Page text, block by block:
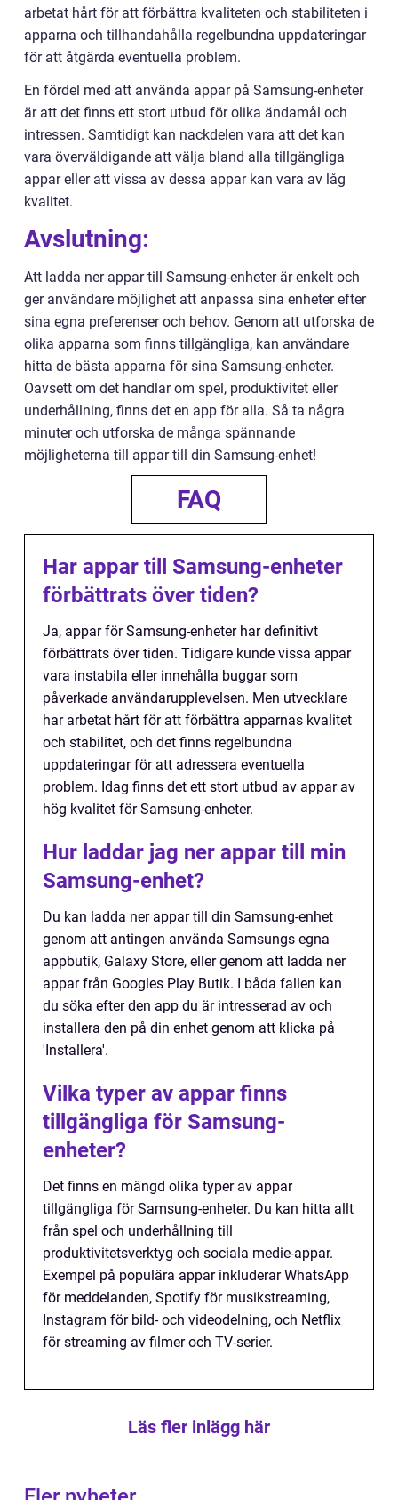
arbetat hårt för att förbättra kvaliteten och stabiliteten i
apparna och tillhandahålla regelbundna uppdateringar
för att åtgärda eventuella problem.
En fördel med att använda appar på Samsung-enheter
är att det finns ett stort utbud för olika ändamål och
intressen. Samtidigt kan nackdelen vara att det kan
vara överväldigande att välja bland alla tillgängliga
appar eller att vissa av dessa appar kan vara av låg
kvalitet.
Avslutning:
Att ladda ner appar till Samsung-enheter är enkelt och
ger användare möjlighet att anpassa sina enheter efter
sina egna preferenser och behov. Genom att utforska de
olika apparna som finns tillgängliga, kan användare
hitta de bästa apparna för sina Samsung-enheter.
Oavsett om det handlar om spel, produktivitet eller
underhållning, finns det en app för alla. Så ta några
minuter och utforska de många spännande
möjligheterna till appar till din Samsung-enhet!
FAQ
Har appar till Samsung-enheter
förbättrats över tiden?
Ja, appar för Samsung-enheter har definitivt
förbättrats över tiden. Tidigare kunde vissa appar
vara instabila eller innehålla buggar som
påverkade användarupplevelsen. Men utvecklare
har arbetat hårt för att förbättra apparnas kvalitet
och stabilitet, och det finns regelbundna
uppdateringar för att adressera eventuella
problem. Idag finns det ett stort utbud av appar av
hög kvalitet för Samsung-enheter.
Hur laddar jag ner appar till min
Samsung-enhet?
Du kan ladda ner appar till din Samsung-enhet
genom att antingen använda Samsungs egna
appbutik, Galaxy Store, eller genom att ladda ner
appar från Googles Play Butik. I båda fallen kan
du söka efter den app du är intresserad av och
installera den på din enhet genom att klicka på
'Installera'.
Vilka typer av appar finns
tillgängliga för Samsung-
enheter?
Det finns en mängd olika typer av appar
tillgängliga för Samsung-enheter. Du kan hitta allt
från spel och underhållning till
produktivitetsverktyg och sociala medie-appar.
Exempel på populära appar inkluderar WhatsApp
för meddelanden, Spotify för musikstreaming,
Instagram för bild- och videodelning, och Netflix
för streaming av filmer och TV-serier.
Läs fler inlägg här